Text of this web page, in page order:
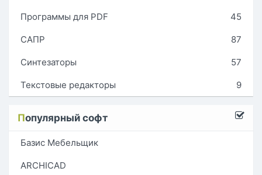
Программы для PDF 45
САПР 87
Синтезаторы 57
Текстовые редакторы 9
Популярный софт
Базис Мебельщик
ARCHICAD